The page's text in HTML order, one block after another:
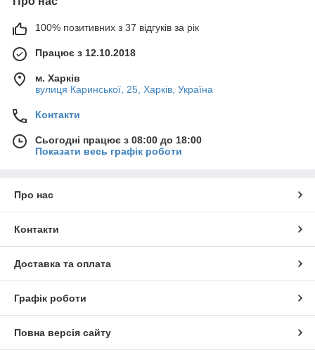
100% позитивних з 37 відгуків за рік
Працює з 12.10.2018
м. Харків
вулиця Каринської, 25, Харків, Україна
Контакти
Сьогодні працює з 08:00 до 18:00
Показати весь графік роботи
Про нас
Контакти
Доставка та оплата
Графік роботи
Повна версія сайту